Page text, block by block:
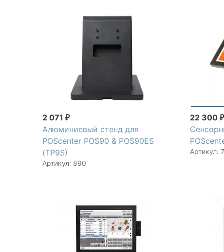
2 071 ₽
Алюминиевый стенд для
POScenter POS90 & POS90ES
(TP9S)
Артикул: 890
22 300₽
Артикул: